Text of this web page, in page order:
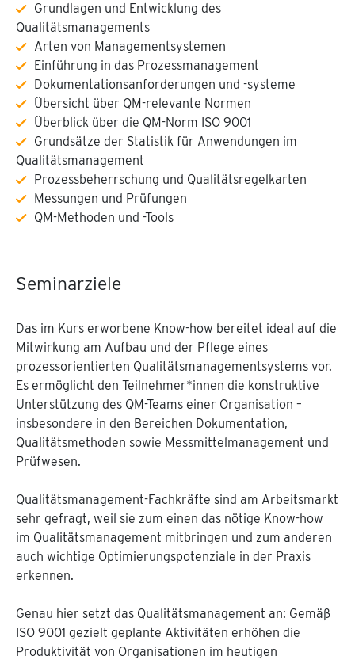
Grundlagen und Entwicklung des
Qualitätsmanagements
Arten von Managementsystemen
Einführung in das Prozessmanagement
Dokumentationsanforderungen und -systeme
Übersicht über QM-relevante Normen
Überblick über die QM-Norm ISO 9001
Grundsätze der Statistik für Anwendungen im
Qualitätsmanagement
Prozessbeherrschung und Qualitätsregelkarten
Messungen und Prüfungen
QM-Methoden und -Tools
Seminarziele
Das im Kurs erworbene Know-how bereitet ideal auf die
Mitwirkung am Aufbau und der Pflege eines
prozessorientierten Qualitätsmanagementsystems vor.
Es ermöglicht den Teilnehmer*innen die konstruktive
Unterstützung des QM-Teams einer Organisation –
insbesondere in den Bereichen Dokumentation,
Qualitätsmethoden sowie Messmittelmanagement und
Prüfwesen.
Qualitätsmanagement-Fachkräfte sind am Arbeitsmarkt
sehr gefragt, weil sie zum einen das nötige Know-how
im Qualitätsmanagement mitbringen und zum anderen
auch wichtige Optimierungspotenziale in der Praxis
erkennen.
Genau hier setzt das Qualitätsmanagement an: Gemäß
ISO 9001 gezielt geplante Aktivitäten erhöhen die
Produktivität von Organisationen im heutigen